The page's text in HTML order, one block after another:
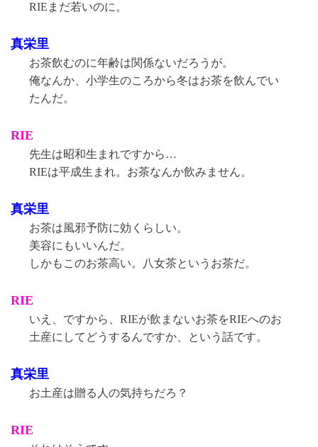
RIEまだ若いのに。
真栄里
お茶飲むのに年齢は関係ないだろうが。
俺なんか、小学生のころから冬はお茶を飲んでい
たんだ。
RIE
先生は昭和生まれですから…
RIEは平成生まれ。お茶なんか飲みません。
真栄里
お茶は風邪予防に効くらしい。
美容にもいいんだ。
しかもこのお茶高い。八女茶というお茶だ。
RIE
いえ、ですから、RIEが飲まないお茶をRIEへのお
土産にしてどうするんですか、という話です。
真栄里
お土産は贈る人の気持ちだろ？
RIE